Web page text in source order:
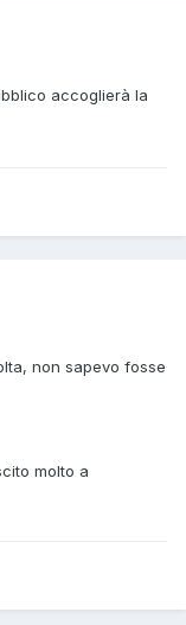
accoglierà la
non sapevo fosse
molto a